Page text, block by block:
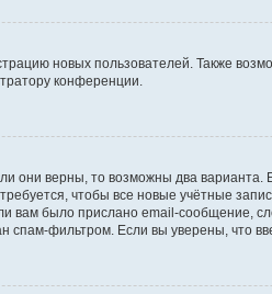
новых пользователей. Также
конференции.
они верны, то возможны два
чтобы все новые учётные
вам было прислано email-сообщение,
спам-фильтром. Если вы уверены, что